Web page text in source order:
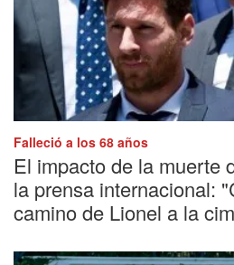
Falleció a los 68 años
El impacto de la muerte
la prensa internacional:
camino de Lionel a la